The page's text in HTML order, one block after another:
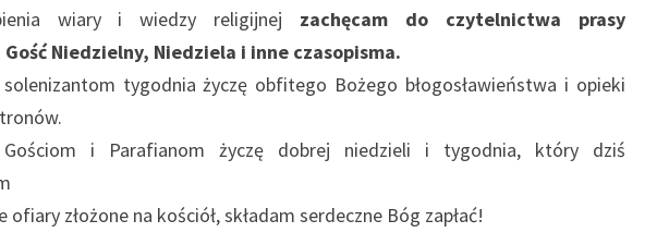
wiary i wiedzy religijnej zachęcam do czytelnictwa prasy
Gość Niedzielny, Niedziela i inne czasopisma.
tygodnia życzę obfitego Bożego błogosławieństwa i opieki
Gościom i Parafianom życzę dobrej niedzieli i tygodnia, który dziś
ofiary złożone na kościół, składam serdeczne Bóg zapłać!